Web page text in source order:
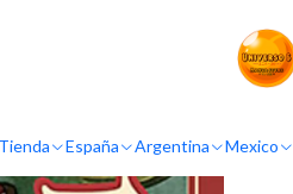
Tienda España Argentina Mexico